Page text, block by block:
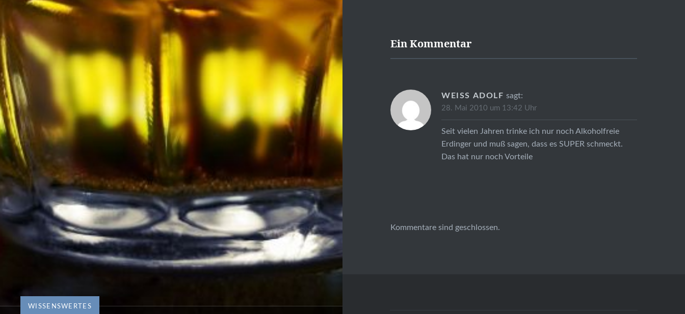
WISSENSWERTES
Ein Kommentar
WEISS ADOLF sagt:
28. Mai 2010 um 13:42 Uhr
Seit vielen Jahren trinke ich nur noch Alkoholfreie
Erdinger und muß sagen, dass es SUPER schmeckt.
Das hat nur noch Vorteile
Kommentare sind geschlossen.